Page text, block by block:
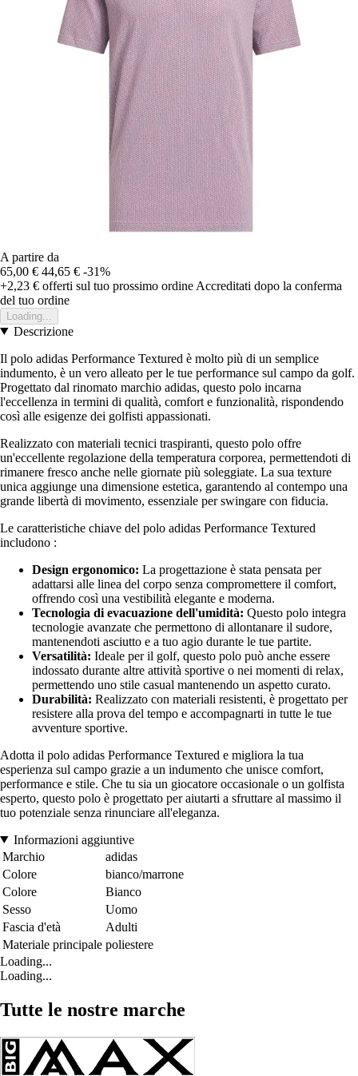
A partire da
65,00 € 44,65 € -31%
+2,23 € offerti sul tuo prossimo ordine Accreditati dopo la conferma
del tuo ordine
Loading...
Descrizione
Il polo adidas Performance Textured è molto più di un semplice
indumento, è un vero alleato per le tue performance sul campo da golf.
Progettato dal rinomato marchio adidas, questo polo incarna
l'eccellenza in termini di qualità, comfort e funzionalità, rispondendo
così alle esigenze dei golfisti appassionati.
Realizzato con materiali tecnici traspiranti, questo polo offre
un'eccellente regolazione della temperatura corporea, permettendoti di
rimanere fresco anche nelle giornate più soleggiate. La sua texture
unica aggiunge una dimensione estetica, garantendo al contempo una
grande libertà di movimento, essenziale per swingare con fiducia.
Le caratteristiche chiave del polo adidas Performance Textured
includono :
Design ergonomico: La progettazione è stata pensata per
adattarsi alle linea del corpo senza compromettere il comfort,
offrendo così una vestibilità elegante e moderna.
Tecnologia di evacuazione dell'umidità: Questo polo integra
tecnologie avanzate che permettono di allontanare il sudore,
mantenendoti asciutto e a tuo agio durante le tue partite.
Versatilità: Ideale per il golf, questo polo può anche essere
indossato durante altre attività sportive o nei momenti di relax,
permettendo uno stile casual mantenendo un aspetto curato.
Durabilità: Realizzato con materiali resistenti, è progettato per
resistere alla prova del tempo e accompagnarti in tutte le tue
avventure sportive.
Adotta il polo adidas Performance Textured e migliora la tua
esperienza sul campo grazie a un indumento che unisce comfort,
performance e stile. Che tu sia un giocatore occasionale o un golfista
esperto, questo polo è progettato per aiutarti a sfruttare al massimo il
tuo potenziale senza rinunciare all'eleganza.
Informazioni aggiuntive
Marchio
adidas
Colore
bianco/marrone
Colore
Bianco
Sesso
Uomo
Fascia d'età
Adulti
Materiale principale poliestere
Loading...
Loading...
Tutte le nostre marche